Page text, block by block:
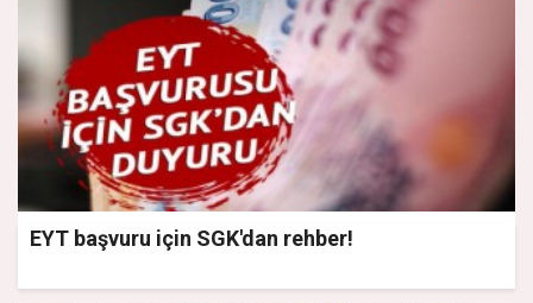
EYT başvuru için SGK'dan rehber!